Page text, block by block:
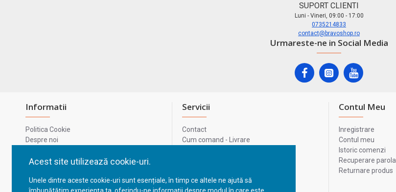
Acest site utilizează cookie-uri.
Unele dintre aceste cookie-uri sunt esențiale, în timp ce altele ne ajută să
SUPORT CLIENTI
Luni - Vineri, 09:00 - 17:00
0735214833
contact@bravoshop.ro
Urmareste-ne in Social Media
Informatii
Politica Cookie
Despre noi
Confidentialitate
GDPR - Datele tale
Servicii
Contact
Cum comand - Livrare
ANPC
Contul Meu
Inregistrare
Contul meu
Istoric comenzi
Recuperare parola
Returnare produs